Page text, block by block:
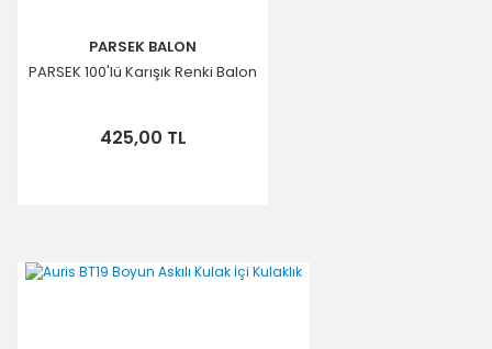
PARSEK BALON
PARSEK 100'lü Karışık Renki Balon
425,00 TL